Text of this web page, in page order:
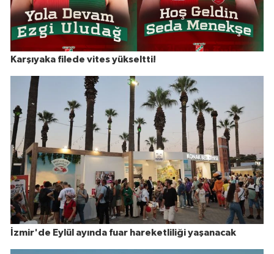
Karşıyaka filede vites yükseltti!
İzmir'de Eylül ayında fuar hareketliliği yaşanacak